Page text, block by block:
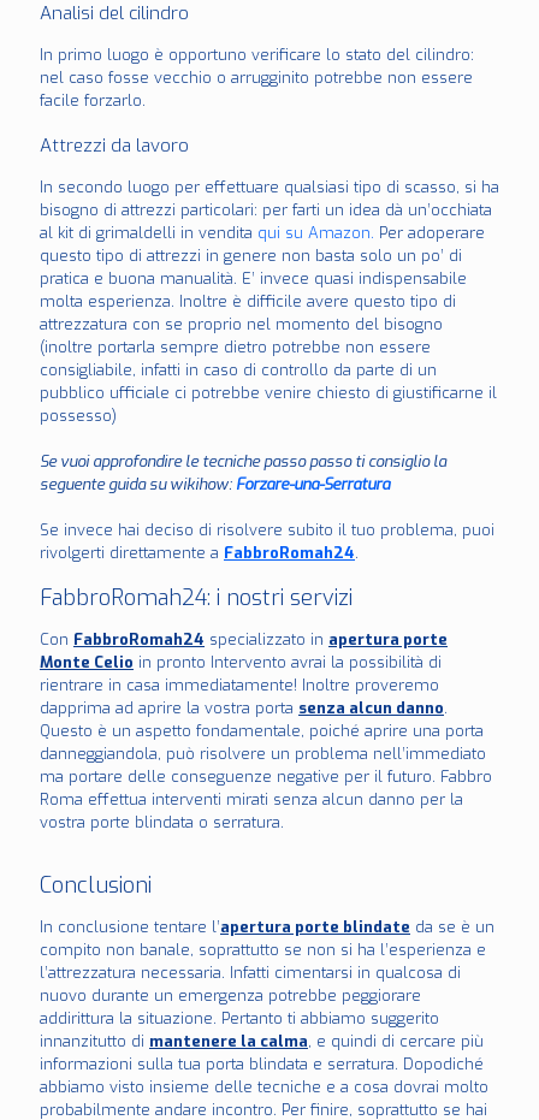
Analisi del cilindro
In primo luogo è opportuno verificare lo stato del cilindro:
nel caso fosse vecchio o arrugginito potrebbe non essere
facile forzarlo.
Attrezzi da lavoro
In secondo luogo per effettuare qualsiasi tipo di scasso, si ha
bisogno di attrezzi particolari: per farti un idea dà un’occhiata
al kit di grimaldelli in vendita qui su Amazon. Per adoperare
questo tipo di attrezzi in genere non basta solo un po’ di
pratica e buona manualità. E’ invece quasi indispensabile
molta esperienza. Inoltre è difficile avere questo tipo di
attrezzatura con se proprio nel momento del bisogno
(inoltre portarla sempre dietro potrebbe non essere
consigliabile, infatti in caso di controllo da parte di un
pubblico ufficiale ci potrebbe venire chiesto di giustificarne il
possesso)
Se vuoi approfondire le tecniche passo passo ti consiglio la
seguente guida su wikihow: Forzare-una-Serratura
Se invece hai deciso di risolvere subito il tuo problema, puoi
rivolgerti direttamente a FabbroRomah24.
FabbroRomah24: i nostri servizi
Con FabbroRomah24 specializzato in apertura porte
Monte Celio in pronto Intervento avrai la possibilità di
rientrare in casa immediatamente! Inoltre proveremo
dapprima ad aprire la vostra porta senza alcun danno.
Questo è un aspetto fondamentale, poiché aprire una porta
danneggiandola, può risolvere un problema nell’immediato
ma portare delle conseguenze negative per il futuro. Fabbro
Roma effettua interventi mirati senza alcun danno per la
vostra porte blindata o serratura.
Conclusioni
In conclusione tentare l’apertura porte blindate da se è un
compito non banale, soprattutto se non si ha l’esperienza e
l’attrezzatura necessaria. Infatti cimentarsi in qualcosa di
nuovo durante un emergenza potrebbe peggiorare
addirittura la situazione. Pertanto ti abbiamo suggerito
innanzitutto di mantenere la calma, e quindi di cercare più
informazioni sulla tua porta blindata e serratura. Dopodiché
abbiamo visto insieme delle tecniche e a cosa dovrai molto
probabilmente andare incontro. Per finire, soprattutto se hai